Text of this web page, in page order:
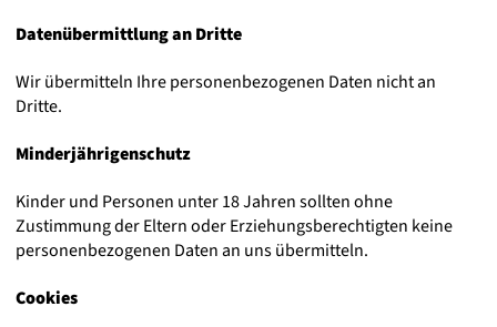
Datenübermittlung an Dritte
Wir übermitteln Ihre personenbezogenen Daten nicht an
Dritte.
Minderjährigenschutz
Kinder und Personen unter 18 Jahren sollten ohne
Zustimmung der Eltern oder Erziehungsberechtigten keine
personenbezogenen Daten an uns übermitteln.
Cookies